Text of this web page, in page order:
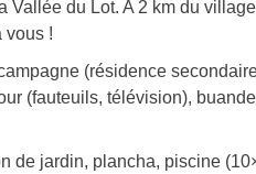
du Lot. A 2 km du
vous !
(résidence
(fauteuils, télévision),
de jardin, plancha, piscine